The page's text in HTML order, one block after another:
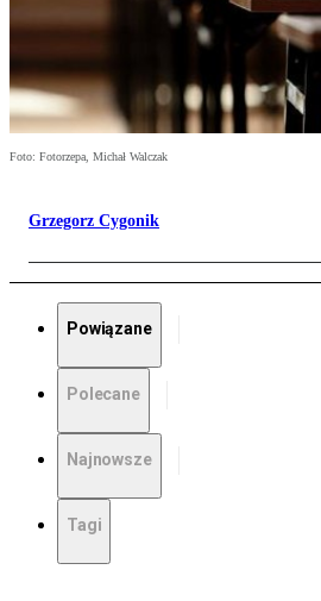
Foto: Fotorzepa, Michał Walczak
Grzegorz Cygonik
Powiązane
Polecane
Najnowsze
Tagi